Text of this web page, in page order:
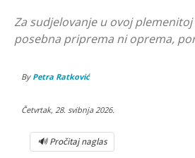
Za sudjelovanje u ovoj
posebna priprema ni oprema,
By Petra Ratković
Četvrtak, 28. svibnja 2026.
🔊 Pročitaj naglas